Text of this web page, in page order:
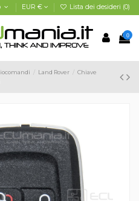
EUR € Lista dei desideri (0)
0
Land Rover
Chiave